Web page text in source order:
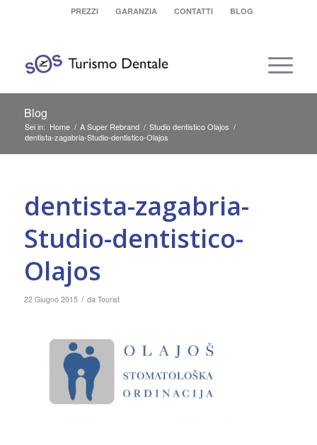
PREZZI GARANZIA CONTATTI BLOG
Blog
Sei in: Home / A Super Rebrand / Studio dentistico Olajos /
dentista-zagabria-Studio-dentistico-Olajos
dentista-zagabria-
Studio-dentistico-
Olajos
22 Giugno 2015 / da Tourist